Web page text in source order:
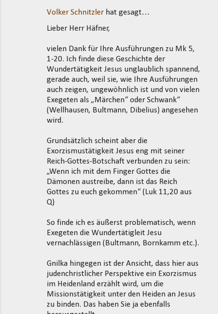
Volker Schnitzler hat gesagt…
Lieber Herr Häfner,
vielen Dank für Ihre Ausführungen zu Mk 5,
1-20. Ich finde diese Geschichte der
Wundertätigkeit Jesus unglaublich spannend,
gerade auch, weil sie, wie Ihre Ausführungen
auch zeigen, ungewöhnlich ist und von vielen
Exegeten als „Märchen“ oder Schwank“
(Wellhausen, Bultmann, Dibelius) angesehen
wird.
Grundsätzlich scheint aber die
Exorzismustätigkeit Jesus eng mit seiner
Reich-Gottes-Botschaft verbunden zu sein:
„Wenn ich mit dem Finger Gottes die
Dämonen austreibe, dann ist das Reich
Gottes zu euch gekommen“ (Luk 11,20 aus
Q)
So finde ich es äußerst problematisch, wenn
Exegeten die Wundertätigleit Jesu
vernachlässigen (Bultmann, Bornkamm etc.).
Gnilka hingegen ist der Ansicht, dass hier aus
judenchristlicher Perspektive ein Exorzismus
im Heidenland erzählt wird, um die
Missionstätigkeit unter den Heiden an Jesus
zu binden. Das haben Sie ja ebenfalls